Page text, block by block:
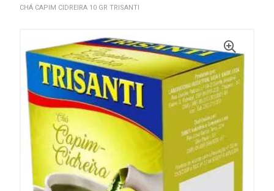
CHÁ CAPIM CIDREIRA 10 GR TRISANTI